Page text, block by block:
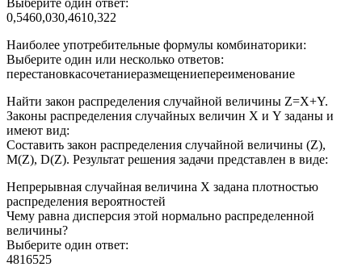
Выберите один ответ:
0,5460,030,4610,322
Наиболее употребительные формулы комбинаторики:
Выберите один или несколько ответов:
перестановкасочетаниеразмещениепереименование
Найти закон распределения случайной величины Z=X+Y.
Законы распределения случайных величин X и Y заданы и
имеют вид:
Составить закон распределения случайной величины (Z),
M(Z), D(Z). Результат решения задачи представлен в виде:
Непрерывная случайная величина X задана плотностью
распределения вероятностей
Чему равна дисперсия этой нормально распределенной
величины?
Выберите один ответ:
4816525